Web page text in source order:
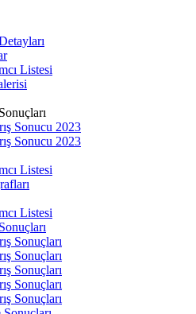
Listesi
Sonucu 2023
Sonucu 2023
Listesi
Listesi
Sonuçları
Sonuçları
Sonuçları
Sonuçları
Sonuçları